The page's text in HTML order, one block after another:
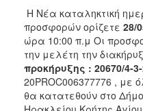
Η Νέα καταληκτική
προσφορών ορίζετε 28/
ώρα 10:00 π.μ Οι
την μελέτη την
προκήρυξης : 20670/4-
20PROC006377776 , με
θα κατατεθούν στο